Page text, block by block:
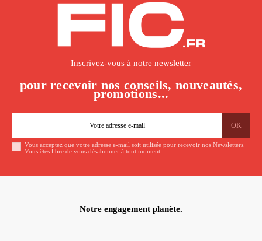
Inscrivez-vous à notre newsletter
pour recevoir nos conseils, nouveautés,
promotions...
Vous acceptez que votre adresse e-mail soit utilisée pour recevoir nos Newsletters.
Vous êtes libre de vous désabonner à tout moment.
Notre engagement planète.